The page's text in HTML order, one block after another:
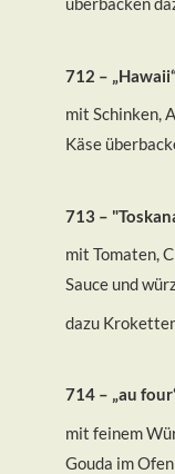
712 –
mit Schinken,
Käse
713 –
mit Tomaten,
Sauce und
dazu
714 – „au
mit feinem
Gouda im